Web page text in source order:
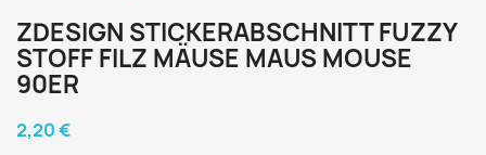
ZDESIGN STICKERABSCHNITT FUZZY
STOFF FILZ MÄUSE MAUS MOUSE
90ER
2,20 €